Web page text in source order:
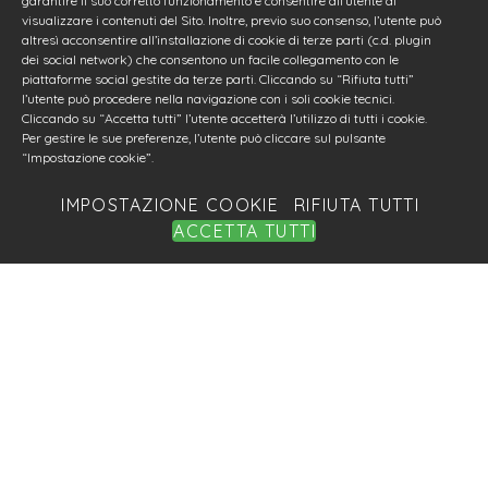
visualizzare i contenuti del Sito. Inoltre, previo suo consenso, l’utente può
altresì acconsentire all’installazione di cookie di terze parti (c.d. plugin
dei social network) che consentono un facile collegamento con le
piattaforme social gestite da terze parti. Cliccando su “Rifiuta tutti”
l’utente può procedere nella navigazione con i soli cookie tecnici.
Cliccando su “Accetta tutti” l’utente accetterà l’utilizzo di tutti i cookie.
Per gestire le sue preferenze, l’utente può cliccare sul pulsante
“Impostazione cookie”.
IMPOSTAZIONE COOKIE
RIFIUTA TUTTI
ACCETTA TUTTI